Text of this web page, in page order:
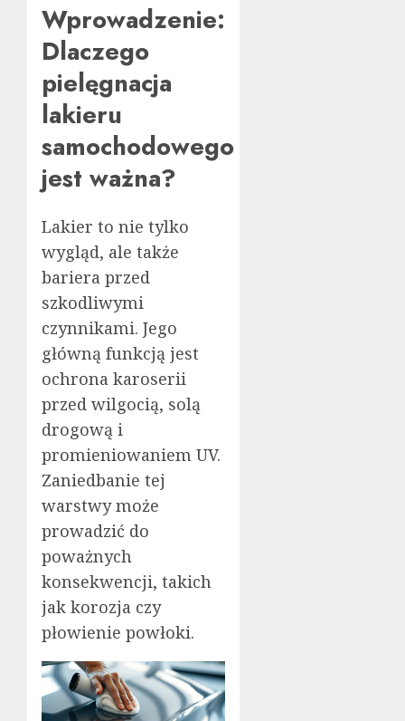
Wprowadzenie:
Dlaczego
pielęgnacja
lakieru
samochodowego
jest ważna?
Lakier to nie tylko
wygląd, ale także
bariera przed
szkodliwymi
czynnikami. Jego
główną funkcją jest
ochrona karoserii
przed wilgocią, solą
drogową i
promieniowaniem UV.
Zaniedbanie tej
warstwy może
prowadzić do
poważnych
konsekwencji, takich
jak korozja czy
płowienie powłoki.